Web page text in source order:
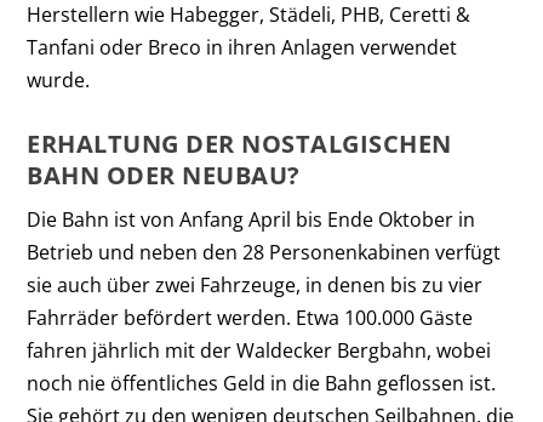
Herstellern wie Habegger, Städeli, PHB, Ceretti &
Tanfani oder Breco in ihren Anlagen verwendet
wurde.
ERHALTUNG DER NOSTALGISCHEN
BAHN ODER NEUBAU?
Die Bahn ist von Anfang April bis Ende Oktober in
Betrieb und neben den 28 Personenkabinen verfügt
sie auch über zwei Fahrzeuge, in denen bis zu vier
Fahrräder befördert werden. Etwa 100.000 Gäste
fahren jährlich mit der Waldecker Bergbahn, wobei
noch nie öffentliches Geld in die Bahn geflossen ist.
Sie gehört zu den wenigen deutschen Seilbahnen, die